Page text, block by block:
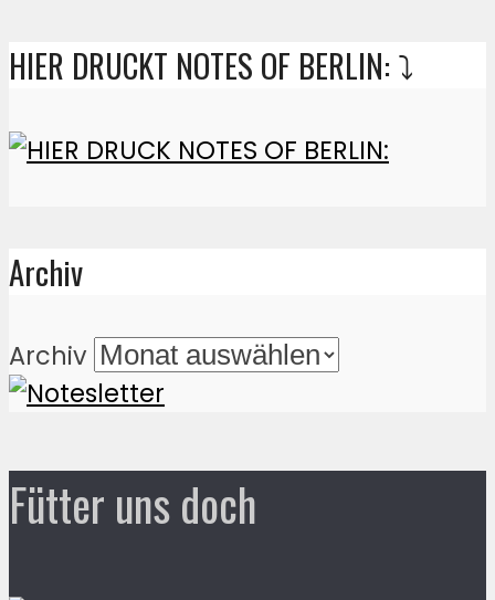
HIER DRUCKT NOTES OF BERLIN: ⤵️
Archiv
Archiv
Fütter uns doch